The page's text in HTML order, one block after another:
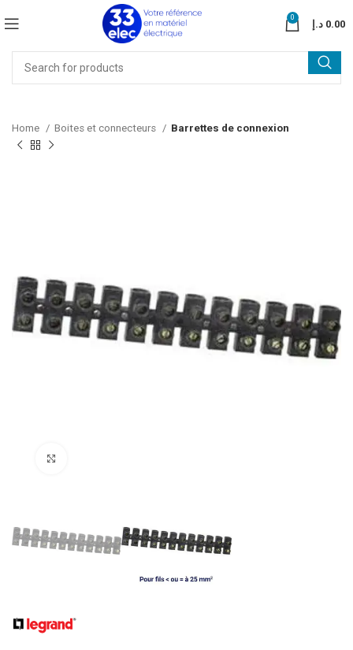
0
0.00 د.إ
Home Boites et connecteurs Barrettes de connexion